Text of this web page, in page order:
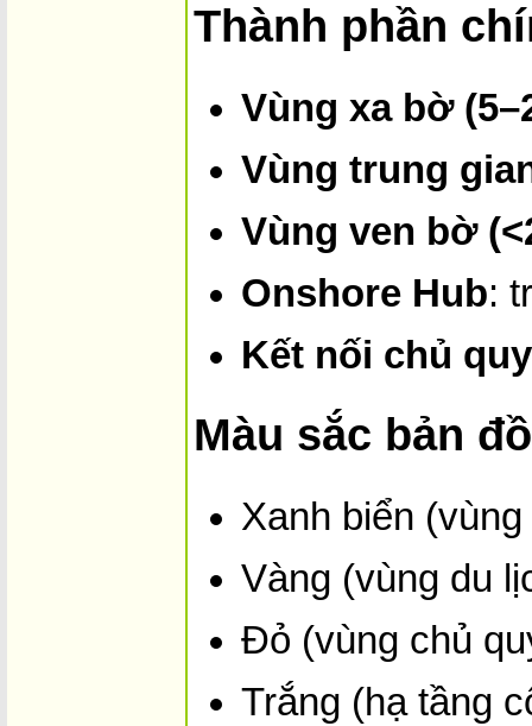
Thành phần
Vùng xa bờ
Vùng trung
Vùng ven bờ
Onshore Hub:
Kết nối chủ
Màu sắc bản đồ
Xanh biển
Vàng (vùng du
Đỏ (vùng chủ
Trắng (hạ tầng